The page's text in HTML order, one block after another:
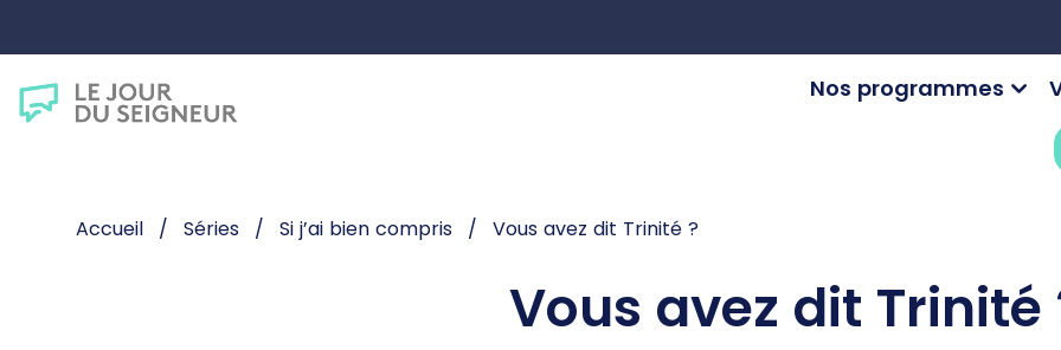
Nos programmes
Accueil Séries Si j’ai bien compris Vous avez dit Trinité ?
Vous avez dit Trinité